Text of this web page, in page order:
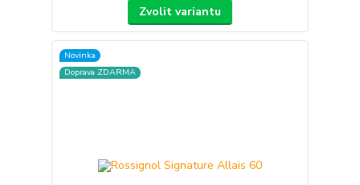
Zvolit variantu
Novinka
Doprava ZDARMA